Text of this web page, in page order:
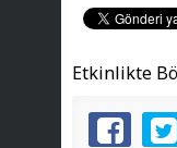
Etkinlikte